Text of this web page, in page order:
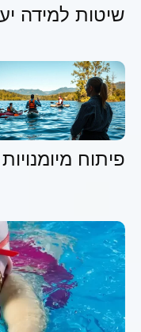
שיטות למידה
פיתוח מיומנויות